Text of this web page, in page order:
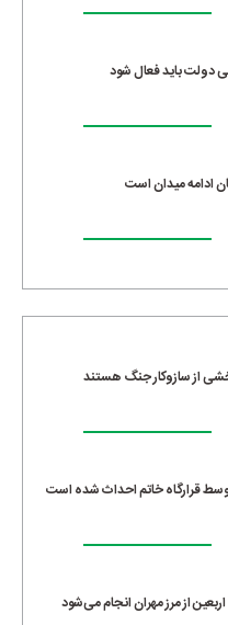
دولت باید فعال شود
ادامه میدان است
از سازوکار جنگ هستند
از مرز مهران انجام می‌شود